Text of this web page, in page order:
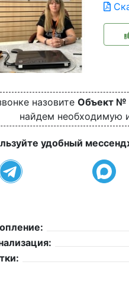
назовите Объект №
найдем необходимую
удобный